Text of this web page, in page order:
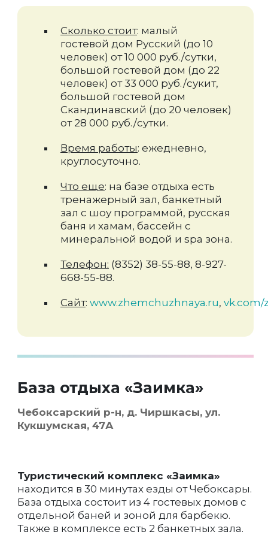
Сколько стоит: малый
гостевой дом Русский (до 10
человек) от 10 000 руб./сутки,
большой гостевой дом (до 22
человек) от 33 000 руб./сукит,
большой гостевой дом
Скандинавский (до 20 человек)
от 28 000 руб./сутки.
Время работы: ежедневно,
круглосуточно.
Что еще: на базе отдыха есть
тренажерный зал, банкетный
зал с шоу программой, русская
баня и хамам, бассейн с
минеральной водой и spa зона.
Телефон: (8352) 38-55-88, 8-927-
668-55-88.
Сайт: www.zhemchuzhnaya.ru, vk.com/
База отдыха «Заимка»
Чебоксарский р-н, д. Чиршкасы, ул.
Кукшумская, 47А
Туристический комплекс «Заимка»
находится в 30 минутах езды от Чебоксары.
База отдыха состоит из 4 гостевых домов с
отдельной баней и зоной для барбекю.
Также в комплексе есть 2 банкетных зала.